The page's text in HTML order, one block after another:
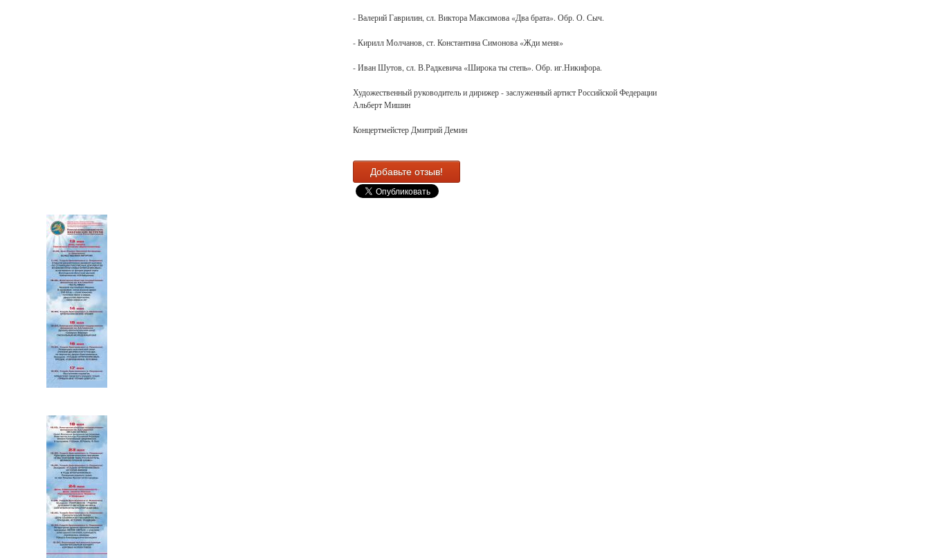
- Валерий Гаврилин, сл. Виктора Максимова «Два брата». Обр. О. Сыч.
- Кирилл Молчанов, ст. Константина Симонова «Жди меня»
- Иван Шутов, сл. В.Радкевича «Широка ты степь». Обр. иг.Никифора.
Художественный руководитель и дирижер - заслуженный артист Российской Федерации
Альберт Мишин
Концертмейстер Дмитрий Демин
Добавьте отзыв!